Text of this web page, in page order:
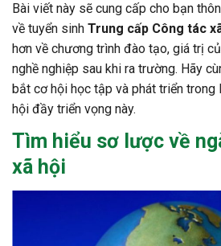
Bài viết này sẽ cung cấp cho bạn
về tuyển sinh Trung cấp Công tác
hơn về chương trình đào tạo, giá trị
nghề nghiệp sau khi ra trường. Hãy
bắt cơ hội học tập và phát triển trong
hội đầy triển vọng này.
Tìm hiểu sơ lược về
xã hội